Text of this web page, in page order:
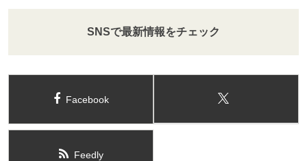
SNSで最新情報をチェック
Facebook
Feedly